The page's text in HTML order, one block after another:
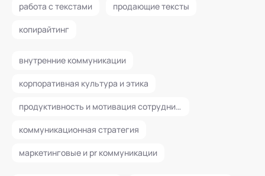
работа с текстами продающие тексты
копирайтинг
внутренние коммуникации
корпоративная культура и этика
продуктивность и мотивация сотрудников
коммуникационная стратегия
маркетинговые и pr коммуникации